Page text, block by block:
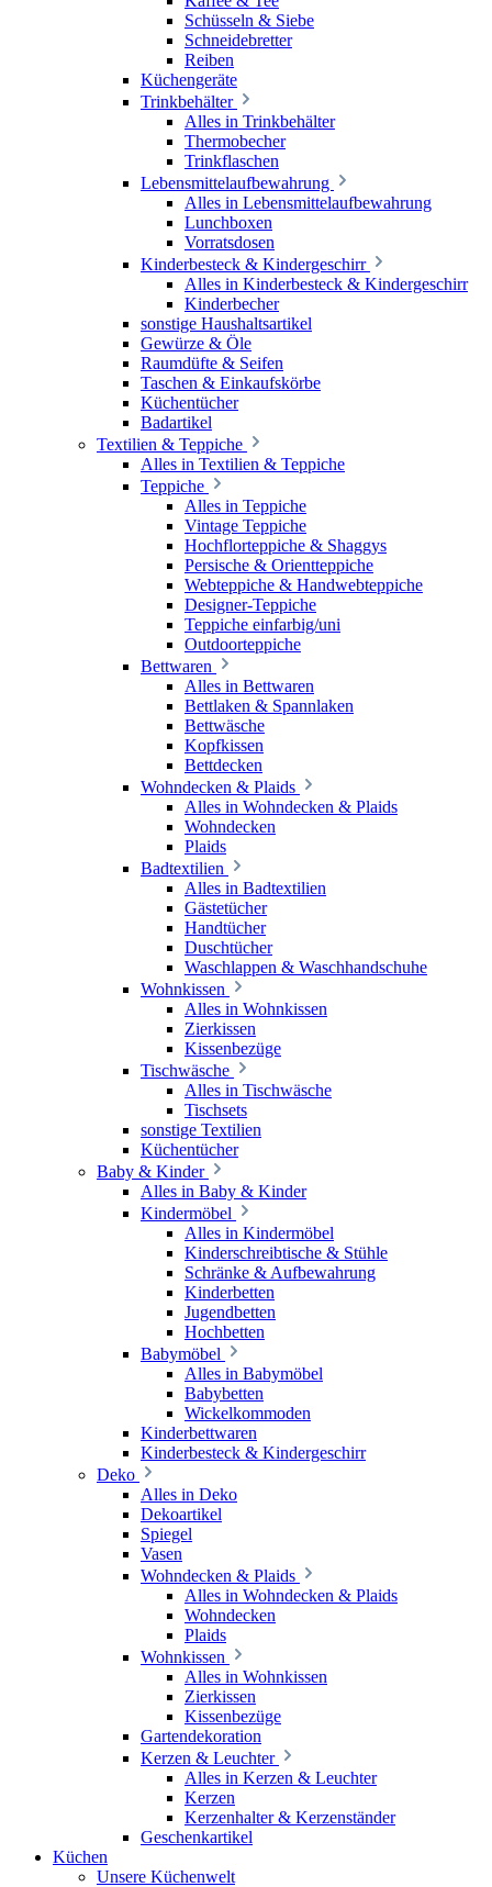
Schüsseln & Siebe
Schneidebretter
Reiben
Küchengeräte
Trinkbehälter
Alles in Trinkbehälter
Thermobecher
Trinkflaschen
Lebensmittelaufbewahrung
Alles in Lebensmittelaufbewahrung
Lunchboxen
Vorratsdosen
Kinderbesteck & Kindergeschirr
Alles in Kinderbesteck & Kindergeschirr
Kinderbecher
sonstige Haushaltsartikel
Gewürze & Öle
Raumdüfte & Seifen
Taschen & Einkaufskörbe
Küchentücher
Badartikel
Textilien & Teppiche
Alles in Textilien & Teppiche
Teppiche
Alles in Teppiche
Vintage Teppiche
Hochflorteppiche & Shaggys
Persische & Orientteppiche
Webteppiche & Handwebteppiche
Designer-Teppiche
Teppiche einfarbig/uni
Outdoorteppiche
Bettwaren
Alles in Bettwaren
Bettlaken & Spannlaken
Bettwäsche
Kopfkissen
Bettdecken
Wohndecken & Plaids
Alles in Wohndecken & Plaids
Wohndecken
Plaids
Badtextilien
Alles in Badtextilien
Gästetücher
Handtücher
Duschtücher
Waschlappen & Waschhandschuhe
Wohnkissen
Alles in Wohnkissen
Zierkissen
Kissenbezüge
Tischwäsche
Alles in Tischwäsche
Tischsets
sonstige Textilien
Küchentücher
Baby & Kinder
Alles in Baby & Kinder
Kindermöbel
Alles in Kindermöbel
Kinderschreibtische & Stühle
Schränke & Aufbewahrung
Kinderbetten
Jugendbetten
Hochbetten
Babymöbel
Alles in Babymöbel
Babybetten
Wickelkommoden
Kinderbettwaren
Kinderbesteck & Kindergeschirr
Deko
Alles in Deko
Dekoartikel
Spiegel
Vasen
Wohndecken & Plaids
Alles in Wohndecken & Plaids
Wohndecken
Plaids
Wohnkissen
Alles in Wohnkissen
Zierkissen
Kissenbezüge
Gartendekoration
Kerzen & Leuchter
Alles in Kerzen & Leuchter
Kerzen
Kerzenhalter & Kerzenständer
Geschenkartikel
Küchen
Unsere Küchenwelt